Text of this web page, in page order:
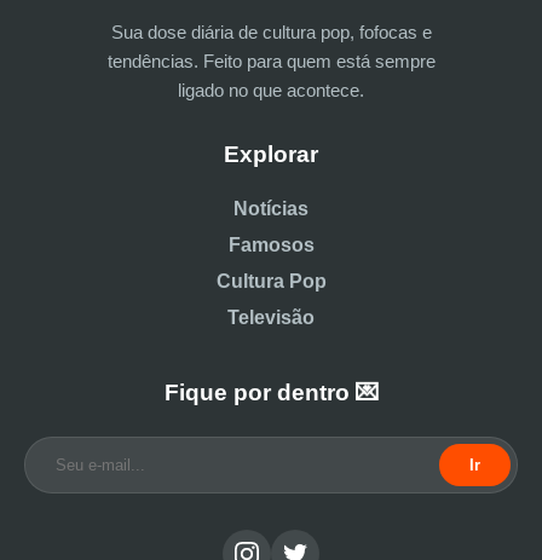
Sua dose diária de cultura pop, fofocas e
tendências. Feito para quem está sempre
ligado no que acontece.
Explorar
Notícias
Famosos
Cultura Pop
Televisão
Fique por dentro 💌
Ir